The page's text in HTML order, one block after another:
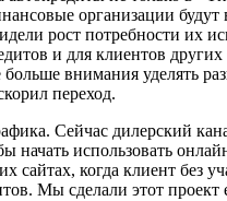
организации
рост потребности их
и для клиентов
внимания уделять
переход.
Сейчас дилерский
использовать
когда клиент без
Мы сделали этот проект